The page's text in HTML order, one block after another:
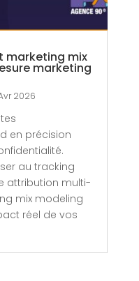
marketing mix
marketing
Avr 2026
en précision
au tracking
attribution multi-
mix modeling
réel de vos